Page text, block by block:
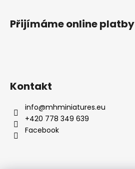
D
u
č
e
m
Přijímáme online platby
Kontakt
info@mhminiatures.eu
+420 778 349 639
Facebook